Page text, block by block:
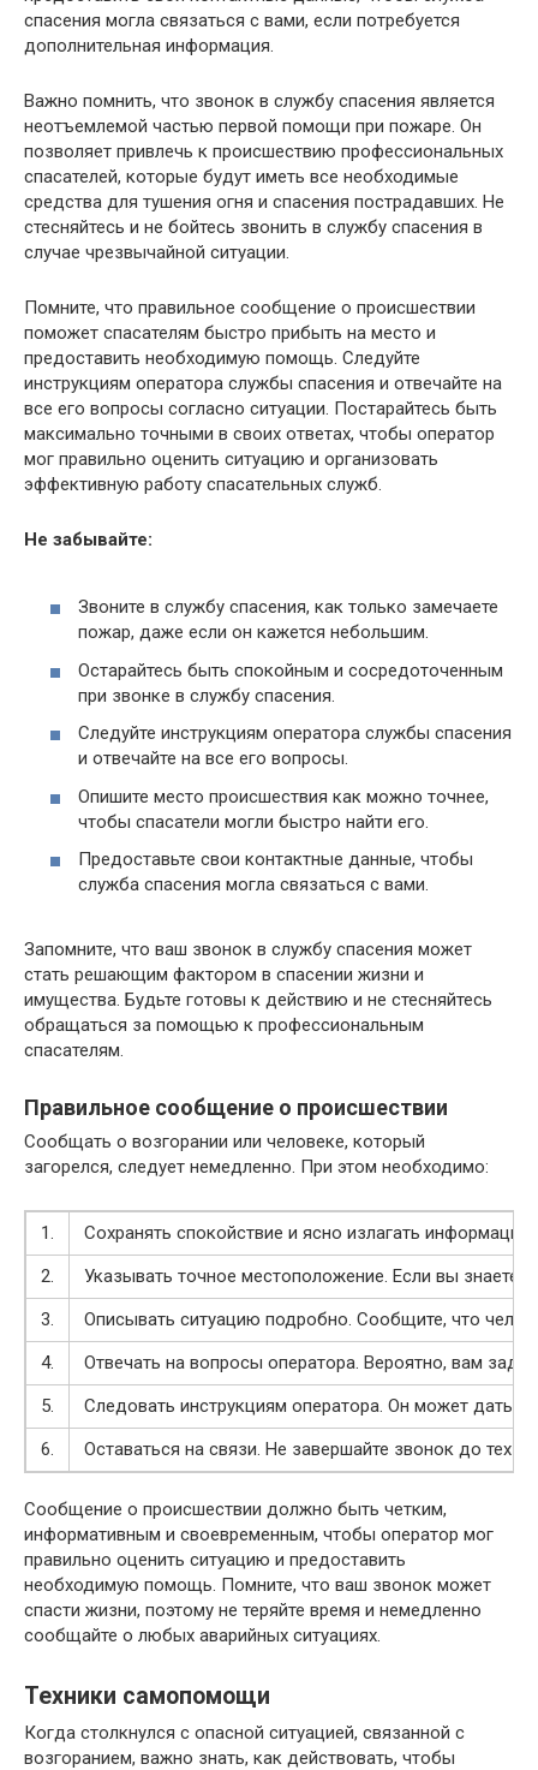
спасения могла связаться с вами, если потребуется
дополнительная информация.
Важно помнить, что звонок в службу спасения является
неотъемлемой частью первой помощи при пожаре. Он
позволяет привлечь к происшествию профессиональных
спасателей, которые будут иметь все необходимые
средства для тушения огня и спасения пострадавших. Не
стесняйтесь и не бойтесь звонить в службу спасения в
случае чрезвычайной ситуации.
Помните, что правильное сообщение о происшествии
поможет спасателям быстро прибыть на место и
предоставить необходимую помощь. Следуйте
инструкциям оператора службы спасения и отвечайте на
все его вопросы согласно ситуации. Постарайтесь быть
максимально точными в своих ответах, чтобы оператор
мог правильно оценить ситуацию и организовать
эффективную работу спасательных служб.
Не забывайте:
Звоните в службу спасения, как только замечаете
пожар, даже если он кажется небольшим.
Остарайтесь быть спокойным и сосредоточенным
при звонке в службу спасения.
Следуйте инструкциям оператора службы спасения
и отвечайте на все его вопросы.
Опишите место происшествия как можно точнее,
чтобы спасатели могли быстро найти его.
Предоставьте свои контактные данные, чтобы
служба спасения могла связаться с вами.
Запомните, что ваш звонок в службу спасения может
стать решающим фактором в спасении жизни и
имущества. Будьте готовы к действию и не стесняйтесь
обращаться за помощью к профессиональным
спасателям.
Правильное сообщение о происшествии
Сообщать о возгорании или человеке, который
загорелся, следует немедленно. При этом необходимо:
1.
Сохранять спокойствие и ясно излагать
2.
Указывать точное местоположение. Если вы знаете
3.
Описывать ситуацию подробно. Сообщите, что
4.
Отвечать на вопросы оператора. Вероятно, вам
5.
Следовать инструкциям оператора. Он может дать
6.
Оставаться на связи. Не завершайте звонок до тех
Сообщение о происшествии должно быть четким,
информативным и своевременным, чтобы оператор мог
правильно оценить ситуацию и предоставить
необходимую помощь. Помните, что ваш звонок может
спасти жизни, поэтому не теряйте время и немедленно
сообщайте о любых аварийных ситуациях.
Техники самопомощи
Когда столкнулся с опасной ситуацией, связанной с
возгоранием, важно знать, как действовать, чтобы